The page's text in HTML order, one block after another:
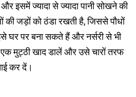
इसमें ज्यादा से ज्यादा पानी सोखने की
की जड़ों को ठंडा रखती है, जिससे पौधों
घर पर बना सकते हैं और नर्सरी से भी
मुट्ठी खाद डालें और उसे चारों तरफ
कर दें।